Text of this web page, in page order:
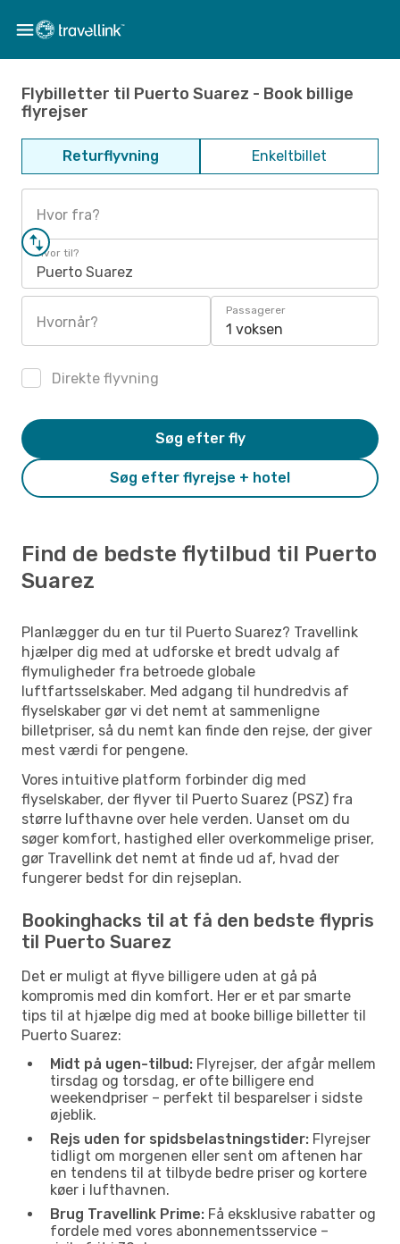
Flybilletter til Puerto Suarez - Book billige
flyrejser
Returflyvning Enkeltbillet
Hvor fra?
Hvor til?
Puerto Suarez
Hvornår?
Passagerer
1 voksen
Direkte flyvning
Søg efter flyrejse + hotel
Søg efter fly
Find de bedste flytilbud til Puerto
Suarez
Planlægger du en tur til Puerto Suarez? Travellink
hjælper dig med at udforske et bredt udvalg af
flymuligheder fra betroede globale
luftfartsselskaber. Med adgang til hundredvis af
flyselskaber gør vi det nemt at sammenligne
billetpriser, så du nemt kan finde den rejse, der giver
mest værdi for pengene.
Vores intuitive platform forbinder dig med
flyselskaber, der flyver til Puerto Suarez (PSZ) fra
større lufthavne over hele verden. Uanset om du
søger komfort, hastighed eller overkommelige priser,
gør Travellink det nemt at finde ud af, hvad der
fungerer bedst for din rejseplan.
Bookinghacks til at få den bedste flypris
til Puerto Suarez
Det er muligt at flyve billigere uden at gå på
kompromis med din komfort. Her er et par smarte
tips til at hjælpe dig med at booke billige billetter til
Puerto Suarez:
Midt på ugen-tilbud: Flyrejser, der afgår mellem
tirsdag og torsdag, er ofte billigere end
weekendpriser – perfekt til besparelser i sidste
øjeblik.
Rejs uden for spidsbelastningstider: Flyrejser
tidligt om morgenen eller sent om aftenen har
en tendens til at tilbyde bedre priser og kortere
køer i lufthavnen.
Brug Travellink Prime: Få eksklusive rabatter og
fordele med vores abonnementsservice –